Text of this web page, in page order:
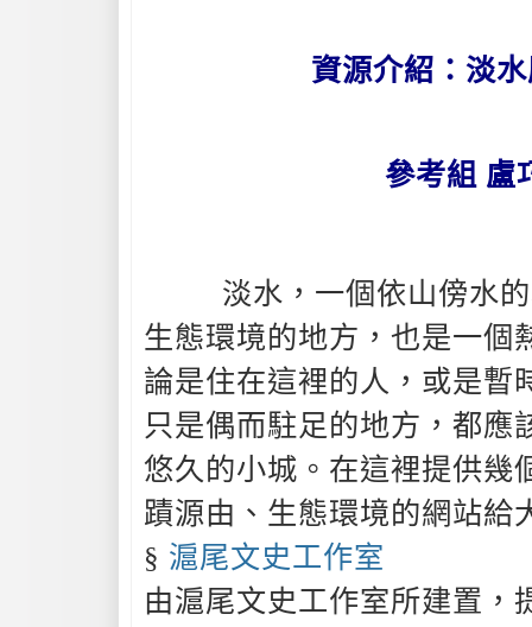
資源介紹：淡
參考組 盧
淡水，一個依山傍水的
生態環境的地方，也是一個
論是住在這裡的人，或是暫
只是偶而駐足的地方，都應
悠久的小城。在這裡提供幾
蹟源由、生態環境的網站給
§ 滬尾文史工作室
由滬尾文史工作室所建置，